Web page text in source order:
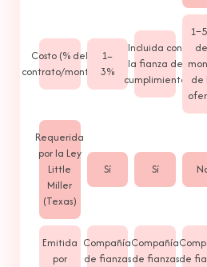
Costo (% del
contrato/monto)
1–
3%
Incluida con
la fianza de
cumplimiento
de
Requerida
por la Ley
Little
Miller
(Texas)
Sí Sí
Emitida
por
Compañía
de fianzas
Compañía
de fianzasde